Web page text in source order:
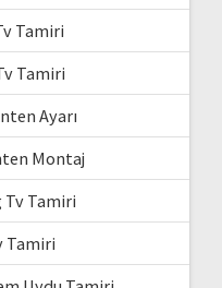
Tamiri
Tamiri
Ayarı
Montaj
Tv Tamiri
Tamiri